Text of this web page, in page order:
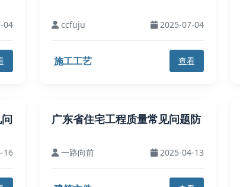
04 ccfuju 2025-07-04
施工工艺 查看
16
广东省住宅工程质量常见问题防
一路向前 2025-04-13